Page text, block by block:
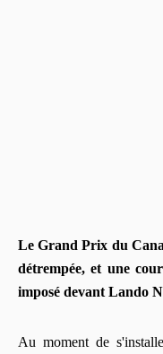
Le Grand Prix du
détrempée, et une
imposé devant Lando
Au moment de